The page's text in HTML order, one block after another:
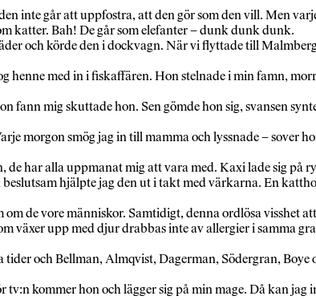
inte går att uppfostra, att den gör som den vill. Men
katter. Bah! De går som elefanter – dunk dunk dunk.
och körde den i dockvagn. När vi flyttade till
henne med in i fiskaffären. Hon stelnade i min famn,
mig skuttade hon. Sen gömde hon sig, svansen
morgon smög jag in till mamma och lyssnade – sover
har alla uppmanat mig att vara med. Kaxi lade sig på
hjälpte jag den ut i takt med värkarna. En
de vore människor. Samtidigt, denna ordlösa visshet
växer upp med djur drabbas inte av allergier i samma
och Bellman, Almqvist, Dagerman, Södergran,
kommer hon och lägger sig på min mage. Då kan jag